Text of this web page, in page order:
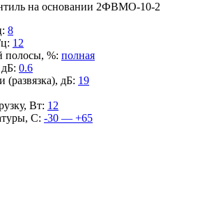
на основании 2ФВМO-10-2
: 8
: 12
полосы, %: полная
: 0.6
(развязка), дБ: 19
Вт: 12
С: -30 — +65